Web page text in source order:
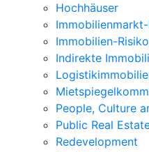
Hochhäuser
Immobilien-
Indirekte
People, Culture
Public Real
Redevelopment